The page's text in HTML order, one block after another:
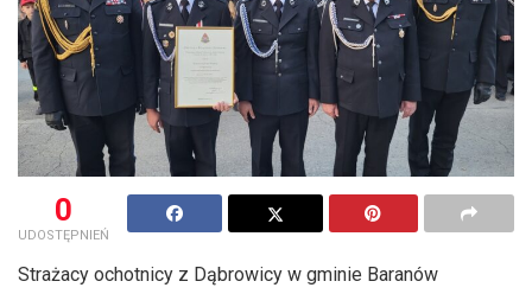
0
UDOSTĘPNIEŃ
Strażacy ochotnicy z Dąbrowicy w gminie Baranów